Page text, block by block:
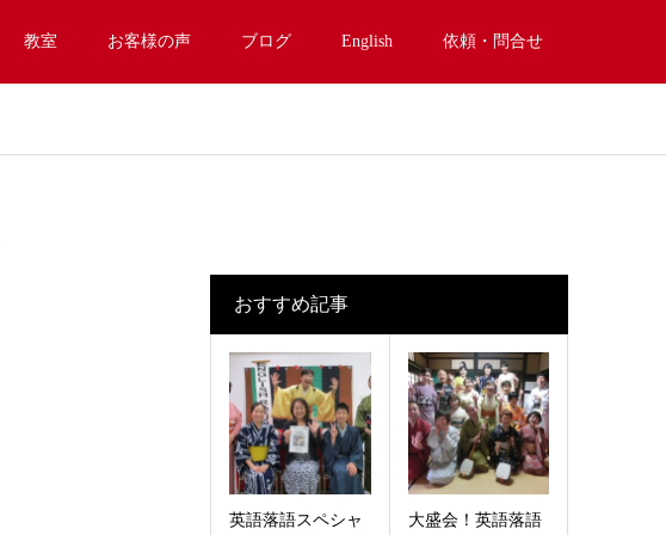
教室 お客様の声 ブログ English 依頼・問合せ
おすすめ記事
英語落語スペシャ
大盛会！英語落語